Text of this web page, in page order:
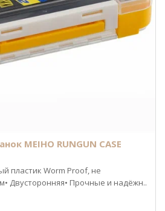
MEIHO RUNGUN CASE
пластик Worm Proof, не
Двусторонняя• Прочные и надёжн..